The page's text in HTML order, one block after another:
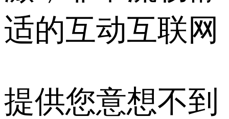
适的互动互联网
提供您意想不到